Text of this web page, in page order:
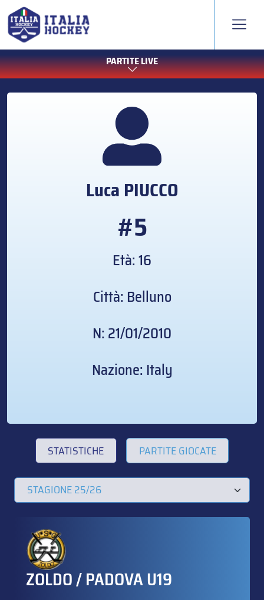
PARTITE LIVE
Luca PIUCCO
#5
Età: 16
Città: Belluno
N: 21/01/2010
Nazione: Italy
STATISTICHE PARTITE GIOCATE
ZOLDO / PADOVA U19